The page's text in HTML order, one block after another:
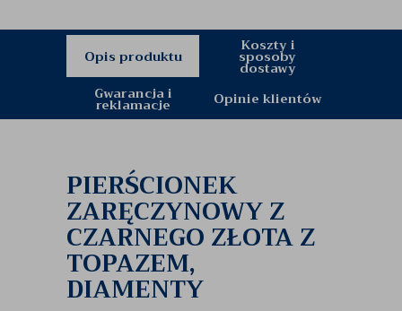
Opis produktu
Koszty i
sposoby
dostawy
Gwarancja i
reklamacje Opinie klientów
PIERŚCIONEK
ZARĘCZYNOWY Z
CZARNEGO ZŁOTA Z
TOPAZEM,
DIAMENTY